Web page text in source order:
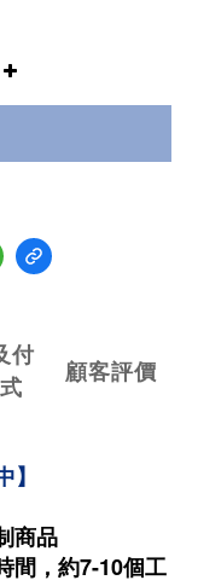
付
顧客評價
】
商品
間，約7-10個工